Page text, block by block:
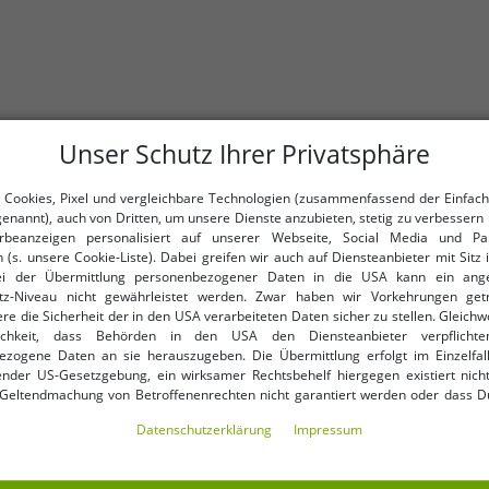
Formel 1 Sommer-Shirt
Grün
klassisches Build Your
Unser Schutz Ihrer Privatsphäre
Pixel und vergleichbare Technologien (zusammenfassend der
auch von Dritten, um unsere Dienste anzubieten, stetig zu verbessern
personalisiert auf unserer Webseite, Social Media und
(s. unsere Cookie-Liste). Dabei greifen wir auch auf Diensteanbieter mit Sitz
der Übermittlung personenbezogener Daten in die USA kann ein
Niveau nicht gewährleistet werden. Zwar haben wir Vorkehrungen
die Sicherheit der in den USA verarbeiteten Daten sicher zu stellen.
dass Behörden in den USA den Diensteanbieter
Daten an sie herauszugeben. Die Übermittlung erfolgt im
US-Gesetzgebung, ein wirksamer Rechtsbehelf hiergegen existiert
von Betroffenenrechten nicht garantiert werden oder dass
in die USA für einverstanden (s.a. unsere Datenschutzerklärung). Du hast
Daten­schutz­erklärung Impressum